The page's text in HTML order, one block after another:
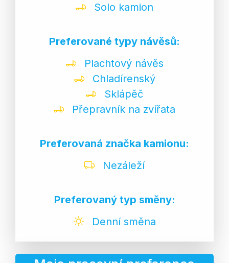
Solo kamion
Preferované typy návěsů:
Plachtový návěs
Chladírenský
Sklápěč
Přepravník na zvířata
Preferovaná značka kamionu:
Nezáleží
Preferovaný typ směny:
Denní směna